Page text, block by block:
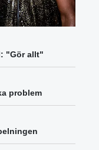
"Gör allt"
problem